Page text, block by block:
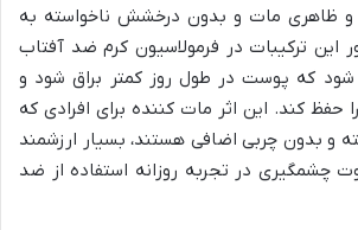
ظاهری مات و بدون درخشش ناخواسته به
ترکیبات در فرمولاسیون کرم ضد آفتاب
شود که پوست در طول روز کمتر براق شود و
کند. این اثر مات کننده برای افرادی که
و بدون چربی اضافی هستند، بسیار ارزشمند
چشمگیری در تجربه روزانه استفاده از ضد